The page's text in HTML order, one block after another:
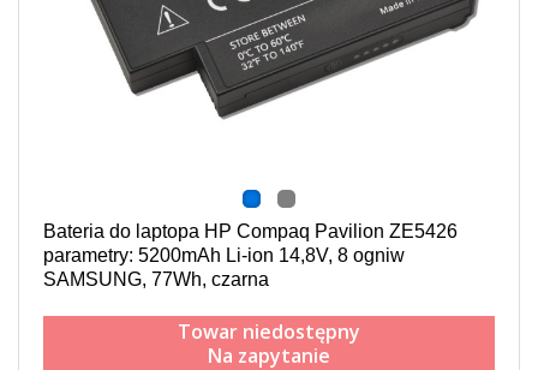
Bateria do laptopa HP Compaq Pavilion ZE5426
parametry: 5200mAh Li-ion 14,8V, 8 ogniw
SAMSUNG, 77Wh, czarna
Towar niedostępny
Na zapytanie